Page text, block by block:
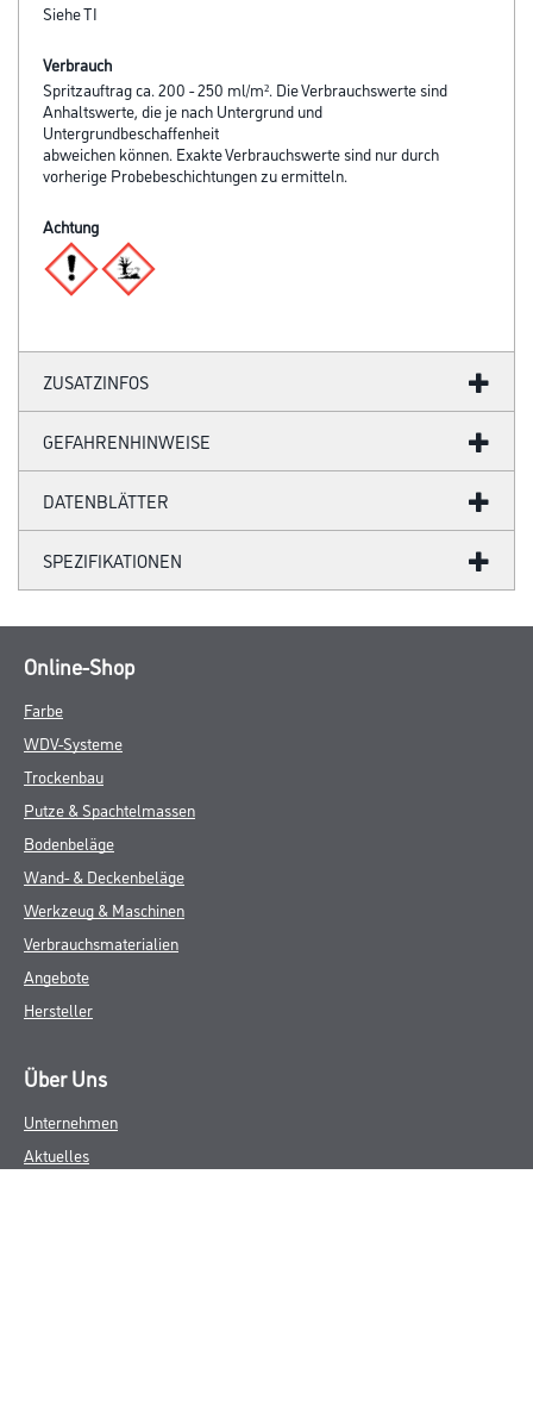
Siehe TI
Verbrauch
Spritzauftrag ca. 200 - 250 ml/m². Die Verbrauchswerte sind
Anhaltswerte, die je nach Untergrund und
Untergrundbeschaffenheit
abweichen können. Exakte Verbrauchswerte sind nur durch
vorherige Probebeschichtungen zu ermitteln.
Achtung
ZUSATZINFOS
GEFAHRENHINWEISE
DATENBLÄTTER
SPEZIFIKATIONEN
Online-Shop
Farbe
WDV-Systeme
Trockenbau
Putze & Spachtelmassen
Bodenbeläge
Wand- & Deckenbeläge
Werkzeug & Maschinen
Verbrauchsmaterialien
Angebote
Hersteller
Über Uns
Unternehmen
Aktuelles